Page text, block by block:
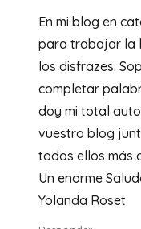
En mi blog en
para trabajar la
los disfrazes.
completar
doy mi total
vuestro blog
todos ellos más
Un enorme
Yolanda Roset